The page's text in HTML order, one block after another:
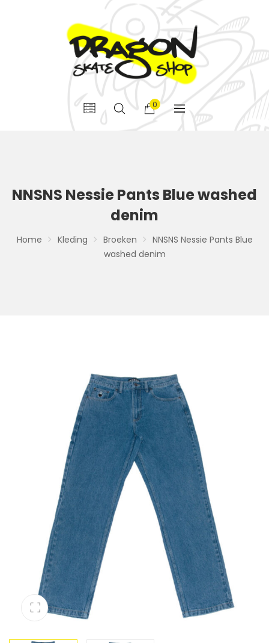
0
NNSNS Nessie Pants Blue washed
denim
Home Kleding Broeken
NNSNS Nessie Pants Blue
washed denim